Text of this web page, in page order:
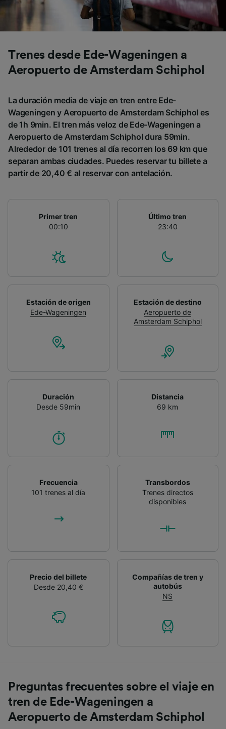
Trenes desde Ede-Wageningen a
Aeropuerto de Amsterdam Schiphol
La duración media de viaje en tren entre Ede-
Wageningen y Aeropuerto de Amsterdam Schiphol es
de 1h 9min. El tren más veloz de Ede-Wageningen a
Aeropuerto de Amsterdam Schiphol dura 59min.
Alrededor de 101 trenes al día recorren los 69 km que
separan ambas ciudades. Puedes reservar tu billete a
partir de 20,40 € al reservar con antelación.
Primer tren
00:10
Último tren
23:40
Estación de origen
Ede-Wageningen
Estación de destino
Aeropuerto de
Amsterdam Schiphol
Duración
Desde 59min
Distancia
69 km
Frecuencia
101 trenes al día
Transbordos
Trenes directos
disponibles
Precio del billete
Desde 20,40 €
Compañías de tren y
autobús
NS
Preguntas frecuentes sobre el viaje en
tren de Ede-Wageningen a
Aeropuerto de Amsterdam Schiphol